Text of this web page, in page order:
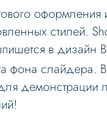
оформления
стилей.
в дизайн
фона слайдера.
демонстрации